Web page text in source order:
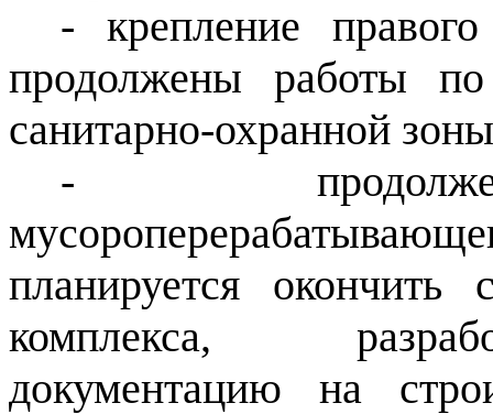
- крепление
продолжены работы
санитарно-охранной
-
планируется окончить
комплекса,
документацию на